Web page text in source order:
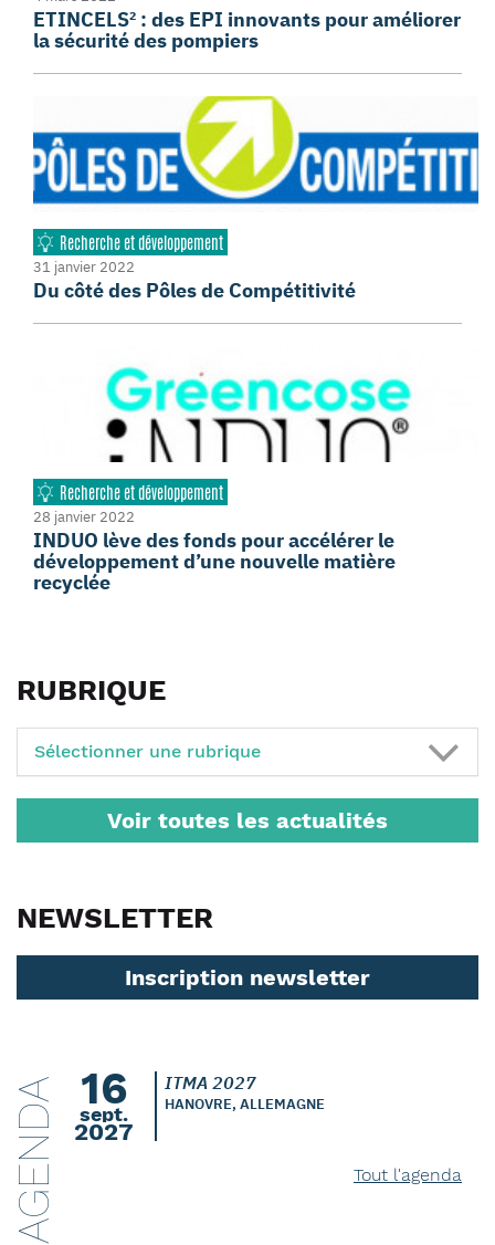
ETINCELS² : des EPI innovants pour améliorer
la sécurité des pompiers
Recherche et développement
31 janvier 2022
Du côté des Pôles de Compétitivité
Recherche et développement
28 janvier 2022
INDUO lève des fonds pour accélérer le
développement d’une nouvelle matière
recyclée
RUBRIQUE
Sélectionner une rubrique
Voir toutes les actualités
NEWSLETTER
Inscription newsletter
AGENDA 16
sept.
2027
ITMA 2027
HANOVRE, ALLEMAGNE
Tout l'agenda